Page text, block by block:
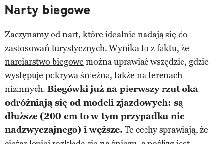
Narty biegowe
Zaczynamy od nart, które idealnie nadają się do
zastosowań turystycznych. Wynika to z faktu, że
narciarstwo biegowe można uprawiać wszędzie, gdzie
występuje pokrywa śnieżna, także na terenach
nizinnych. Biegówki już na pierwszy rzut oka
odróżniają się od modeli zjazdowych: są
dłuższe (200 cm to w tym przypadku nic
nadzwyczajnego) i węższe. Te cechy sprawiają, że